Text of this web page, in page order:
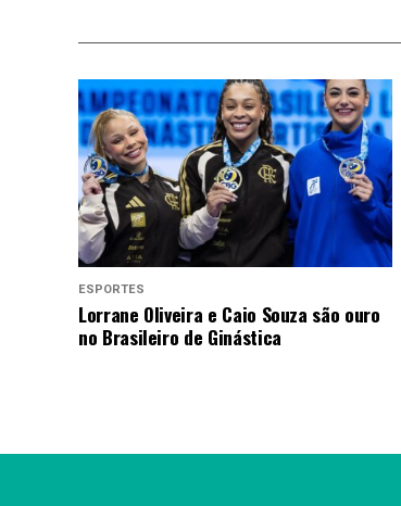
ESPORTES
Lorrane Oliveira e Caio Souza são ouro
no Brasileiro de Ginástica